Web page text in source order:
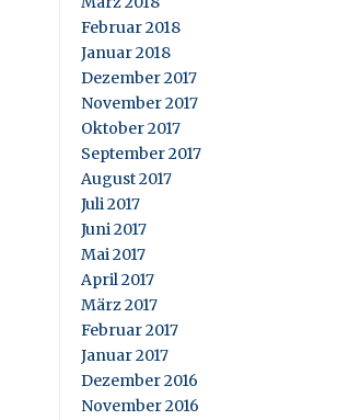
Februar 2018
Januar 2018
Dezember 2017
November 2017
Oktober 2017
September 2017
August 2017
Juli 2017
Juni 2017
Mai 2017
April 2017
März 2017
Februar 2017
Januar 2017
Dezember 2016
November 2016